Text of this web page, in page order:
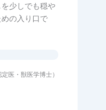
少しでも穏や
の入り口で
定医・獣医学博士）